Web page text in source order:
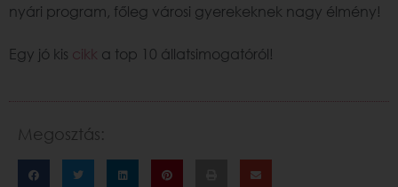
nyári program, főleg városi gyerekeknek nagy élmény!
Egy jó kis cikk a top 10 állatsimogatóról!
Megosztás: